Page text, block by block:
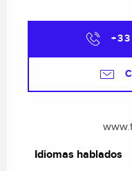
Idiomas hablados
Idiomas hablados